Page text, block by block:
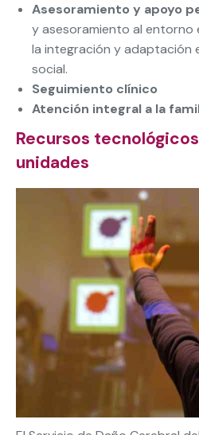
Asesoramiento y apoyo
y asesoramiento al
la integración y adaptación
social.
Seguimiento clínico
Atención integral a la
Recursos
unidades